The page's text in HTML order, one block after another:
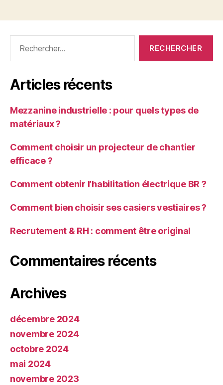
Articles récents
Mezzanine industrielle : pour quels types de
matériaux ?
Comment choisir un projecteur de chantier
efficace ?
Comment obtenir l’habilitation électrique BR ?
Comment bien choisir ses casiers vestiaires ?
Recrutement & RH : comment être original
Commentaires récents
Archives
décembre 2024
novembre 2024
octobre 2024
mai 2024
novembre 2023